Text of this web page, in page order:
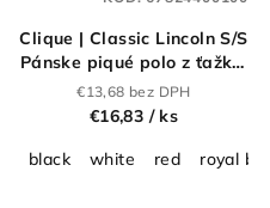
Clique | Classic Lincoln S/S
Pánske piqué polo z ťažkej
bavlny_67.8244
€13,68 bez DPH
€16,83 / ks
black
white red royal blue